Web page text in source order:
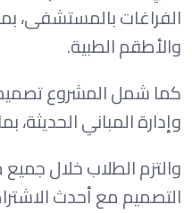
الفراغات بالمستشفى،
والأطقم الطبية.
وإدارة المباني
والتزم الطلاب خلال
التصميم مع أحدث